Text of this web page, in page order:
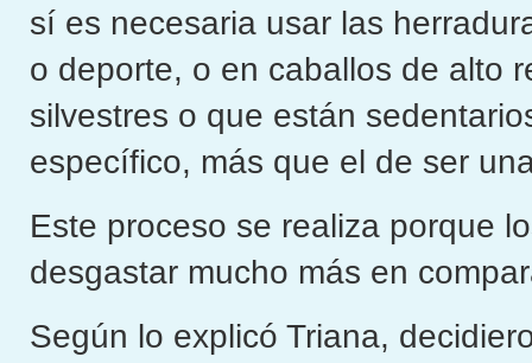
sí es necesaria usar las
o deporte, o en caballos de alto
silvestres o que están
específico, más que el de ser
Este proceso se realiza porque
desgastar mucho más en
Según lo explicó Triana,